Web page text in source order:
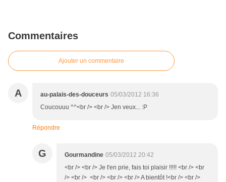
Commentaires
Ajouter un commentaire
A au-palais-des-douceurs 05/03/2012 16:36
Coucouuu ^^<br /> <br /> Jen veux... :P
Répondre
G Gourmandine 05/03/2012 20:42
<br /> <br /> Je t'en prie, fais toi plaisir !!!!! <br /> <br
/> <br /> <br /> <br /> <br /> A bientôt !<br /> <br />